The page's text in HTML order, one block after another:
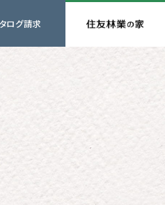
ログ請求